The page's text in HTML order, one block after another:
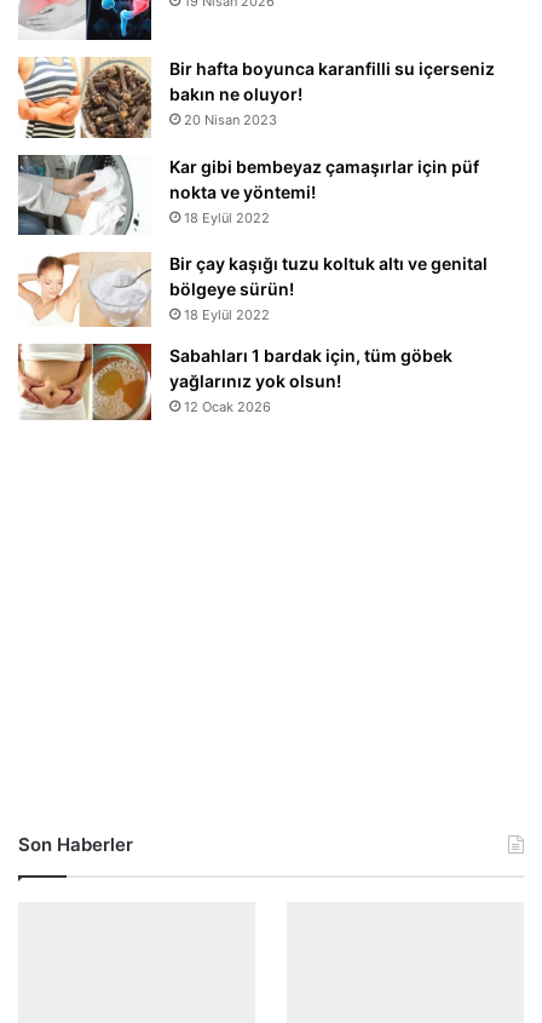
Bir hafta boyunca karanfilli su içerseniz
bakın ne oluyor!
20 Nisan 2023
Kar gibi bembeyaz çamaşırlar için püf
nokta ve yöntemi!
18 Eylül 2022
Bir çay kaşığı tuzu koltuk altı ve genital
bölgeye sürün!
18 Eylül 2022
Sabahları 1 bardak için, tüm göbek
yağlarınız yok olsun!
12 Ocak 2026
Son Haberler